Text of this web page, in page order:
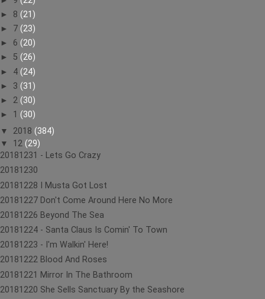
► 8 (21)
► 7 (23)
► 6 (20)
► 5 (26)
► 4 (24)
► 3 (31)
► 2 (30)
► 1 (30)
▼ 2018 (384)
▼ 12 (29)
20181231 - Lets Go Crazy
20181230
20181228 I Musta Got Lost
20181227 Don't Come Around Here No More
20181226 Beyond The Sea
20181224 - Santa Claus Is Comin' To Town
20181223 - I'm Walkin' Here!
20181222 Blood And Roses
20181221 Mirror In The Bathroom
20181220 She Sells Sanctuary By the Seashore